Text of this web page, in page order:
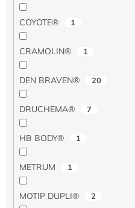
COYOTE® 1
CRAMOLIN® 1
DEN BRAVEN® 20
DRUCHEMA® 7
HB BODY® 1
METRUM 1
MOTIP DUPLI® 2